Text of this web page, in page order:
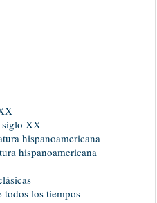
siglo XX
hispanoamericana
hispanoamericana
todos los tiempos